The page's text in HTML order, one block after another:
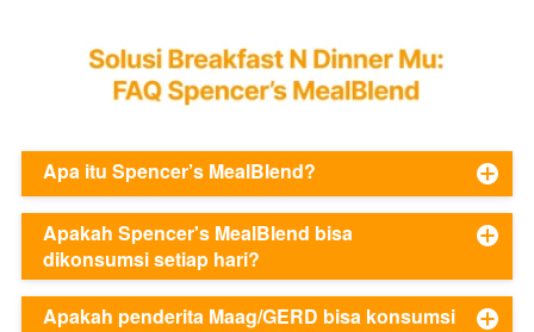
Apa itu Spencer’s MealBlend?
Apakah Spencer's MealBlend bisa
dikonsumsi setiap hari?
Apakah penderita Maag/GERD bisa konsumsi